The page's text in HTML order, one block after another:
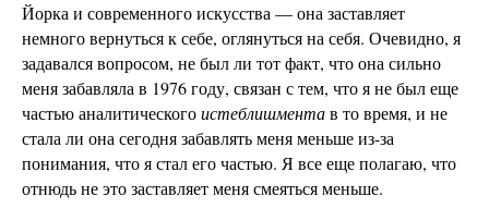
Йорка и современного искусства — она заставляет
немного вернуться к себе, оглянуться на себя. Очевидно, я
задавался вопросом, не был ли тот факт, что она сильно
меня забавляла в 1976 году, связан с тем, что я не был еще
частью аналитическогоистеблишментав то время, и не
стала ли она сегодня забавлять меня меньше из-за
понимания, что я стал его частью. Я все еще полагаю, что
отнюдь не это заставляет меня смеяться меньше.